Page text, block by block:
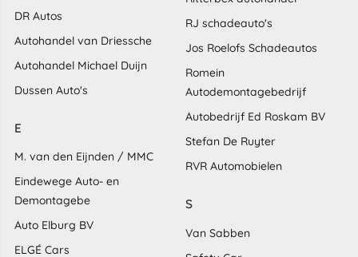
DR Autos
Autohandel van Driessche
Autohandel Michael Duijn
Dussen Auto's
E
M. van den Eijnden / MMC
Eindewege Auto- en
Demontagebe
Auto Elburg BV
ELGÉ Cars
RJ schadeauto's
Jos Roelofs Schadeautos
Romein
Autodemontagebedrijf
Autobedrijf Ed Roskam BV
Stefan De Ruyter
RVR Automobielen
S
Van Sabben